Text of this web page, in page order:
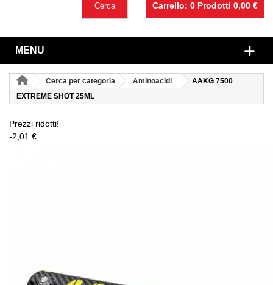
Carrello: 0 Prodotti 0,00 €
Cerca
MENU
Cerca per categoria Aminoacidi
AAKG 7500
EXTREME SHOT 25ML
Prezzi ridotti!
-2,01 €